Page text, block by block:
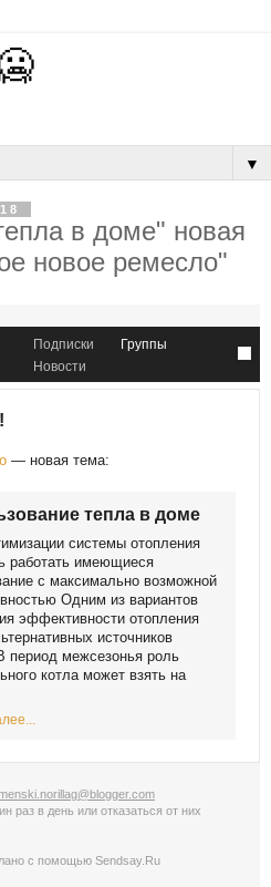
▼
в доме" новая
новое ремесло"
Подписки
Группы
Новости
!
— новая тема:
тепла в доме
системы отопления
работать имеющиеся
с максимально возможной
Одним из вариантов
эффективности отопления
источников
период межсезонья роль
котла может взять на
раз в день или отказаться от них
с помощью Sendsay.Ru